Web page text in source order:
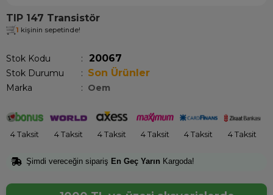
TIP 147 Transistör
1 kişinin sepetinde!
Stok Kodu 20067
Stok Durumu : Son Ürünler
Marka : Oem
4 Taksit 4 Taksit 4 Taksit 4 Taksit 4 Taksit 4 Taksit
Şimdi vereceğin sipariş En Geç Yarın Kargoda!